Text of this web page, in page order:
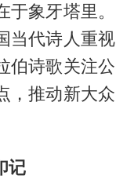
象牙塔里。
当代诗人重视
伯诗歌关注公
，推动新大众
记